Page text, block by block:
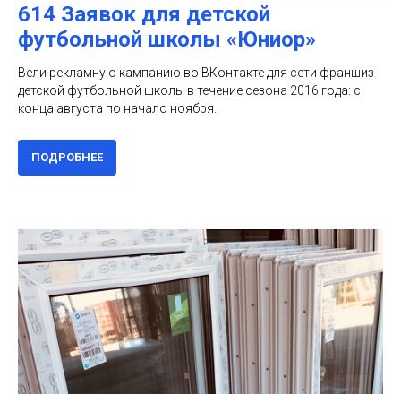
614 Заявок для детской
футбольной школы «Юниор»
Вели рекламную кампанию во ВКонтакте для сети франшиз
детской футбольной школы в течение сезона 2016 года: с
конца августа по начало ноября.
ПОДРОБНЕЕ